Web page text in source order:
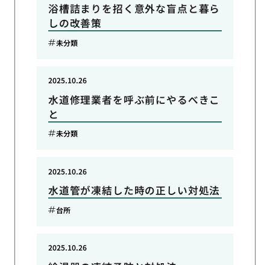
浴槽詰まりを招く意外な盲点と暮ら
しの改善策
未分類
水道修理業者を呼ぶ前にやるべきこ
と
2025.10.26
未分類
水道管が凍結した時の正しい対処法
2025.10.26
台所
2025.10.26